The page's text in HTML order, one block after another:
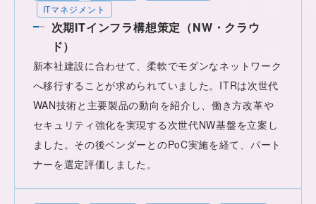
ITマネジメント
次期ITインフラ構想策定（NW・クラウ
ド）
新本社建設に合わせて、柔軟でモダンなネットワーク
へ移行することが求められていました。ITRは次世代
WAN技術と主要製品の動向を紹介し、働き方改革や
セキュリティ強化を実現する次世代NW基盤を立案し
ました。その後ベンダーとのPoC実施を経て、パート
ナーを選定評価しました。